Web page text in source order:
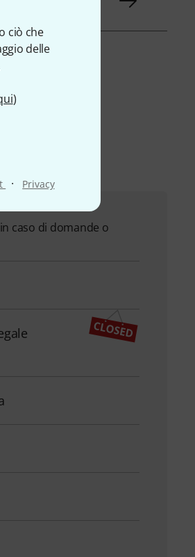
ciò che
delle
)
· Privacy
caso di domande o